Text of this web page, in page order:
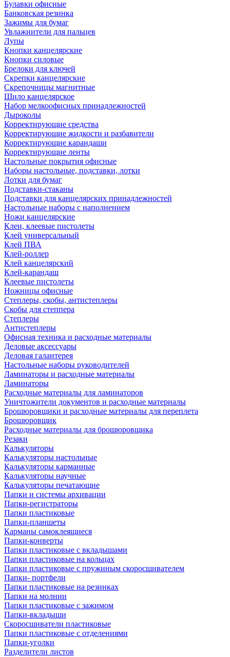
Булавки офисные
Банковская резинка
Зажимы для бумаг
Увлажнители для пальцев
Лупы
Кнопки канцелярские
Кнопки силовые
Брелоки для ключей
Скрепки канцелярские
Скрепочницы магнитные
Шило канцелярское
Набор мелкоофисных принадлежностей
Дыроколы
Корректирующие средства
Корректирующие жидкости и разбавители
Корректирующие карандаши
Корректирующие ленты
Настольные покрытия офисные
Наборы настольные, подставки, лотки
Лотки для бумаг
Подставки-стаканы
Подставки для канцелярских принадлежностей
Настольные наборы с наполнением
Ножи канцелярские
Клеи, клеевые пистолеты
Клей универсальный
Клей ПВА
Клей-роллер
Клей канцелярский
Клей-карандаш
Клеевые пистолеты
Ножницы офисные
Степлеры, скобы, антистеплеры
Скобы для степпера
Степлеры
Антистеплеры
Офисная техника и расходные материалы
Деловые аксессуары
Деловая галантерея
Настольные наборы руководителей
Ламинаторы и расходные материалы
Ламинаторы
Расходные материалы для ламинаторов
Уничтожители документов и расходные материалы
Брошюровщики и расходные материалы для переплета
Брошюровщик
Расходные материалы для брошюровщика
Резаки
Калькуляторы
Калькуляторы настольные
Калькуляторы карманные
Калькуляторы научные
Калькуляторы печатающие
Папки и системы архивации
Папки-регистраторы
Папки пластиковые
Папки-планшеты
Карманы самоклеящиеся
Папки-конверты
Папки пластиковые с вкладышами
Папки пластиковые на кольцах
Папки пластиковые с пружиным скоросшивателем
Папки- портфели
Папки пластиковые на резинках
Папки на молнии
Папки пластиковые с зажимом
Папки-вкладыши
Скоросшиватели пластиковые
Папки пластиковые с отделениями
Папки-уголки
Разделители листов